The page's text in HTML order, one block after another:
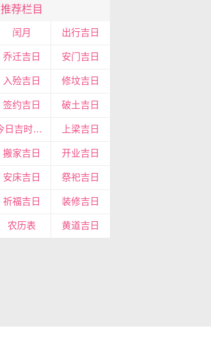
推荐栏目
闰月 出行吉日
乔迁吉日 安门吉日
入殓吉日 修坟吉日
签约吉日 破土吉日
今日吉时查询 上梁吉日
搬家吉日 开业吉日
安床吉日 祭祀吉日
祈福吉日 装修吉日
农历表 黄道吉日